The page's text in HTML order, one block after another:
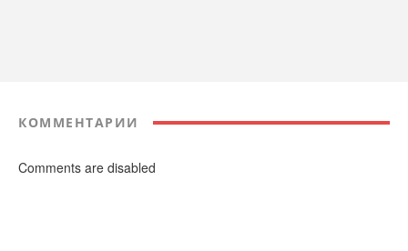
КОММЕНТАРИИ
Comments are disabled